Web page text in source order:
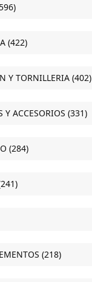
(422)
Y TORNILLERIA (402)
Y ACCESORIOS (331)
(284)
(218)